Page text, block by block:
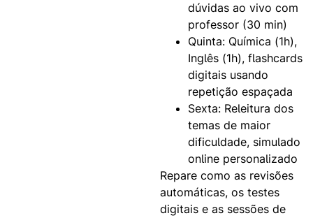
dúvidas ao vivo com
professor (30 min)
Quinta: Química (1h),
Inglês (1h), flashcards
digitais usando
repetição espaçada
Sexta: Releitura dos
temas de maior
dificuldade, simulado
online personalizado
Repare como as revisões
automáticas, os testes
digitais e as sessões de